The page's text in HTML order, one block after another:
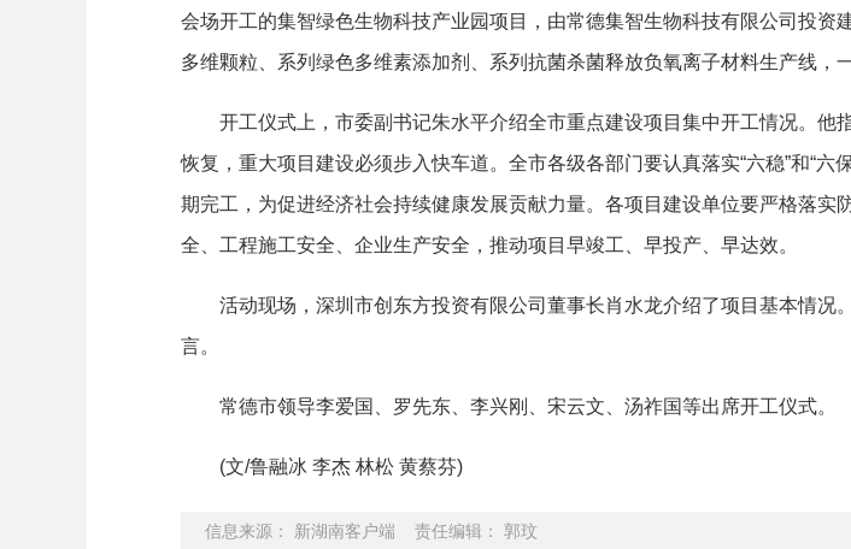
会场开工的集智绿色生物科技产业园项目，由常德集智生物科技有限公司投
多维颗粒、系列绿色多维素添加剂、系列抗菌杀菌释放负氧离子材料生产线，
开工仪式上，市委副书记朱水平介绍全市重点建设项目集中开工情况。他
恢复，重大项目建设必须步入快车道。全市各级各部门要认真落实“六稳”和“
期完工，为促进经济社会持续健康发展贡献力量。各项目建设单位要严格落
全、工程施工安全、企业生产安全，推动项目早竣工、早投产、早达效。
活动现场，深圳市创东方投资有限公司董事长肖水龙介绍了项目基本情况
言。
常德市领导李爱国、罗先东、李兴刚、宋云文、汤祚国等出席开工仪式。
(文/鲁融冰 李杰 林松 黄蔡芬)
信息来源： 新湖南客户端 责任编辑： 郭玟